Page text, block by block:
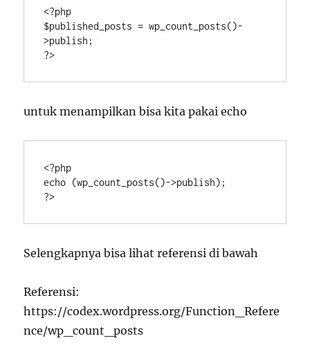
<?php
$published_posts = wp_count_posts()-
>publish;
?>
untuk menampilkan bisa kita pakaiecho
<?php
echo (wp_count_posts()->publish);
?>
Selengkapnya bisa lihat referensi di bawah
Referensi:
https://codex.wordpress.org/Function_Refere
nce/wp_count_posts